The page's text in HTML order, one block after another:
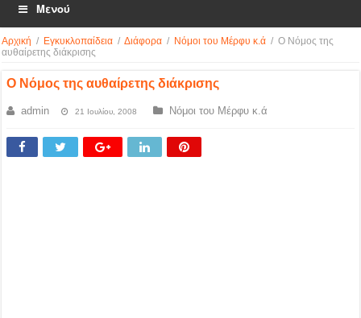
Μενού
Αρχική / Εγκυκλοπαίδεια / Διάφορα / Νόμοι του Μέρφυ κ.ά / Ο Νόμος της
αυθαίρετης διάκρισης
Ο Νόμος της αυθαίρετης διάκρισης
admin 21 Ιουλίου, 2008 Νόμοι του Μέρφυ κ.ά